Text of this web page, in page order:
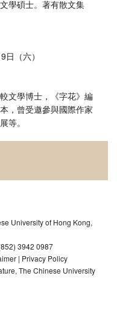
學碩士。著有散文集
（六）
文學博士，《字花》編
，曾受邀參與國際作家
等。
University of Hong Kong,
3942 0987
| Privacy Policy
The Chinese University